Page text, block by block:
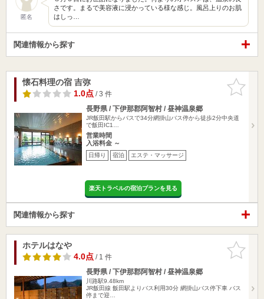
匿名
さです。まるで美容液に浸かっている様な感じ。風呂上りのお肌
はしっ…
関連情報から探す
お気に入
りに追加
懐石料理の宿 吉弥
1.0点/ 3 件
長野県 / 下伊那郡阿智村 / 昼神温泉郷
JR飯田駅からバスで34分網掛山バス停から徒歩2分中央道
で飯田IC1…
営業時間
入浴料金 ～
日帰り 宿泊 エステ・マッサージ
楽天トラベルの宿泊プランを見る
関連情報から探す
お気に入
りに追加
ホテルはなや
4.0点/ 1 件
長野県 / 下伊那郡阿智村 / 昼神温泉郷
川路駅9.48km
JR飯田線 飯田駅よりバス利用30分 網掛山バス停下車 バス
停まで迎…